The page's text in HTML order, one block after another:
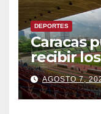
DEPORTES
Caracas
recibir
Caribe
AGOSTO 7,